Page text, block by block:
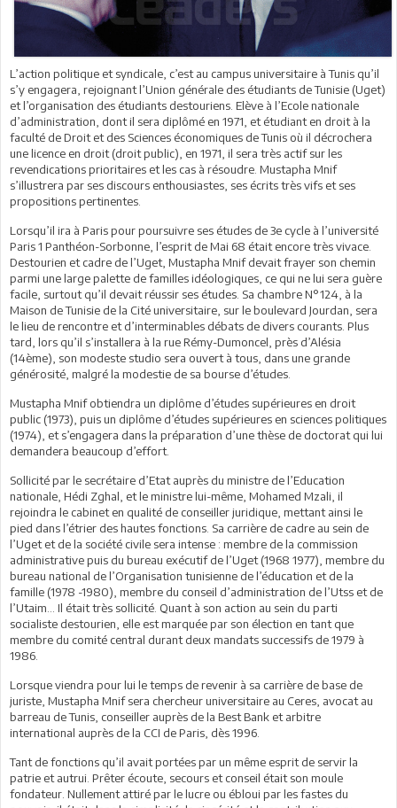
L’action politique et syndicale, c’est au campus universitaire à Tunis qu’il
s’y engagera, rejoignant l’Union générale des étudiants de Tunisie (Uget)
et l’organisation des étudiants destouriens. Elève à l’Ecole nationale
d’administration, dont il sera diplômé en 1971, et étudiant en droit à la
faculté de Droit et des Sciences économiques de Tunis où il décrochera
une licence en droit (droit public), en 1971, il sera très actif sur les
revendications prioritaires et les cas à résoudre. Mustapha Mnif
s’illustrera par ses discours enthousiastes, ses écrits très vifs et ses
propositions pertinentes.
Lorsqu’il ira à Paris pour poursuivre ses études de 3e cycle à l’université
Paris 1 Panthéon-Sorbonne, l’esprit de Mai 68 était encore très vivace.
Destourien et cadre de l’Uget, Mustapha Mnif devait frayer son chemin
parmi une large palette de familles idéologiques, ce qui ne lui sera guère
facile, surtout qu’il devait réussir ses études. Sa chambre N°124, à la
Maison de Tunisie de la Cité universitaire, sur le boulevard Jourdan, sera
le lieu de rencontre et d’interminables débats de divers courants. Plus
tard, lors qu’il s’installera à la rue Rémy-Dumoncel, près d’Alésia
(14ème), son modeste studio sera ouvert à tous, dans une grande
générosité, malgré la modestie de sa bourse d’études.
Mustapha Mnif obtiendra un diplôme d’études supérieures en droit
public (1973), puis un diplôme d’études supérieures en sciences politiques
(1974), et s’engagera dans la préparation d’une thèse de doctorat qui lui
demandera beaucoup d’effort.
Sollicité par le secrétaire d’Etat auprès du ministre de l’Education
nationale, Hédi Zghal, et le ministre lui-même, Mohamed Mzali, il
rejoindra le cabinet en qualité de conseiller juridique, mettant ainsi le
pied dans l’étrier des hautes fonctions. Sa carrière de cadre au sein de
l’Uget et de la société civile sera intense : membre de la commission
administrative puis du bureau exécutif de l’Uget (1968 1977), membre du
bureau national de l’Organisation tunisienne de l’éducation et de la
famille (1978 -1980), membre du conseil d’administration de l’Utss et de
l’Utaim… Il était très sollicité. Quant à son action au sein du parti
socialiste destourien, elle est marquée par son élection en tant que
membre du comité central durant deux mandats successifs de 1979 à
1986.
Lorsque viendra pour lui le temps de revenir à sa carrière de base de
juriste, Mustapha Mnif sera chercheur universitaire au Ceres, avocat au
barreau de Tunis, conseiller auprès de la Best Bank et arbitre
international auprès de la CCI de Paris, dès 1996.
Tant de fonctions qu’il avait portées par un même esprit de servir la
patrie et autrui. Prêter écoute, secours et conseil était son moule
fondateur. Nullement attiré par le lucre ou ébloui par les fastes du